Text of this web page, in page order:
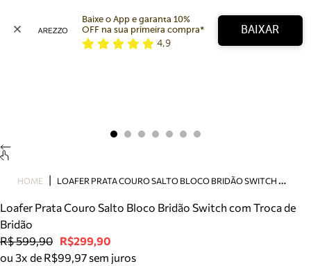
Bolsa
Tamanco
Mule
Rasteira
Baixe o App e garanta 10%
OFF na sua primeira compra*
4,9
BAIXAR
HOME L
OAFER PRATA COURO SALTO BLOCO BRIDÃO SWITCH COM TROCA DE BRIDÃO
Loafer Prata Couro Salto Bloco Bridão Switch com Troca de
Bridão
R$ 599,90 R$299,90
ou 3x de R$99,97 sem juros